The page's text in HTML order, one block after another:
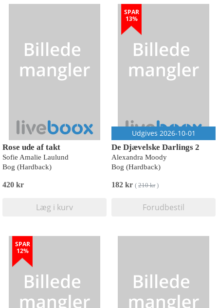
Rose ude af takt
Sofie Amalie Laulund
Bog (Hardback)
420 kr
Læg i kurv
SPAR
13%
Udgives 2026-10-01
De Djævelske Darlings 2
Alexandra Moody
Bog (Hardback)
182 kr ( 210 kr)
Forudbestil
SPAR
12%